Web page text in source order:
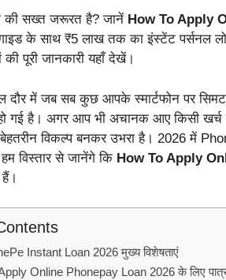
की सख्त जरूरत है? जानें How To Apply
के साथ ₹5 लाख तक का इंस्टेंट पर्सनल
पूरी जानकारी यहाँ देखें।
में जब सब कुछ आपके स्मार्टफोन पर
गई है। अगर आप भी अचानक आए किसी
विकल्प बनकर उभरा है। 2026 में
विस्तार से जानेंगे कि How To Apply
Instant Loan 2026 मुख्य विशेषताएं
Online Phonepay Loan 2026 के लिए